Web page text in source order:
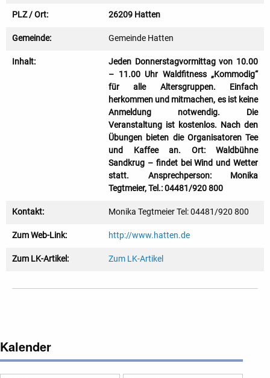
PLZ / Ort: 26209 Hatten
Gemeinde: Gemeinde Hatten
Inhalt:
Jeden Donnerstagvormittag von 10.00
– 11.00 Uhr Waldfitness „Kommodig“
für alle Altersgruppen. Einfach
herkommen und mitmachen, es ist keine
Anmeldung notwendig. Die
Veranstaltung ist kostenlos. Nach den
Übungen bieten die Organisatoren Tee
und Kaffee an. Ort: Waldbühne
Sandkrug – findet bei Wind und Wetter
statt. Ansprechperson: Monika
Tegtmeier, Tel.: 04481/920 800
Kontakt: Monika Tegtmeier Tel: 04481/920 800
Zum Web-Link: http://www.hatten.de
Zum LK-Artikel: Zum LK-Artikel
Kalender